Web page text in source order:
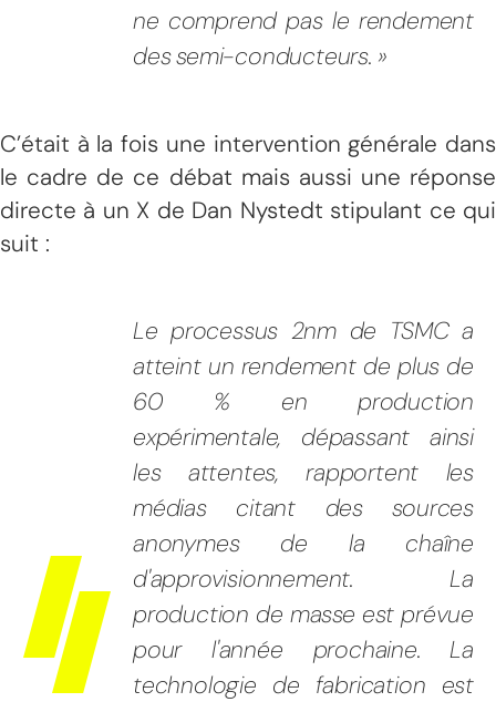
ne comprend pas le rendement
des semi-conducteurs. »
C’était à la fois une intervention générale dans
le cadre de ce débat mais aussi une réponse
directe à un X de Dan Nystedt stipulant ce qui
suit :
Le processus 2nm de TSMC a
atteint un rendement de plus de
60 % en production
expérimentale, dépassant ainsi
les attentes, rapportent les
médias citant des sources
anonymes de la chaîne
d'approvisionnement. La
production de masse est prévue
pour l'année prochaine. La
technologie de fabrication est